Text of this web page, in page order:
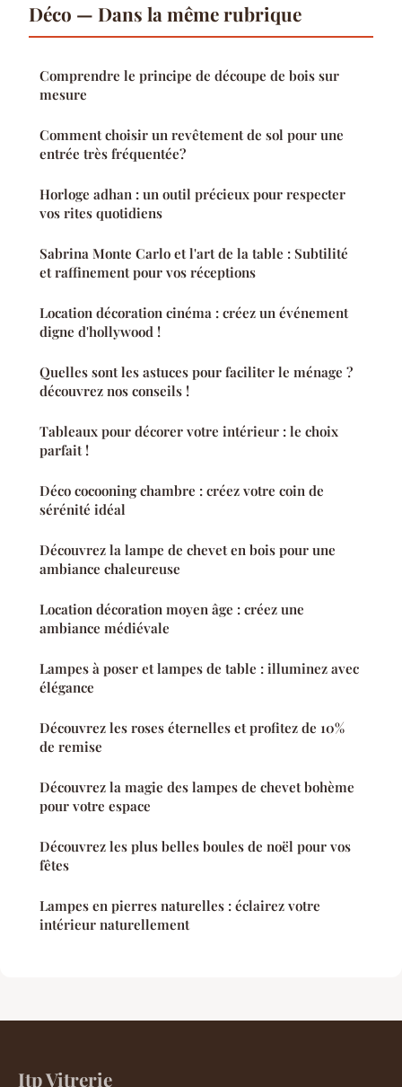
Déco — Dans la même rubrique
Comprendre le principe de découpe de bois sur
mesure
Comment choisir un revêtement de sol pour une
entrée très fréquentée?
Horloge adhan : un outil précieux pour respecter
vos rites quotidiens
Sabrina Monte Carlo et l'art de la table : Subtilité
et raffinement pour vos réceptions
Location décoration cinéma : créez un événement
digne d'hollywood !
Quelles sont les astuces pour faciliter le ménage ?
découvrez nos conseils !
Tableaux pour décorer votre intérieur : le choix
parfait !
Déco cocooning chambre : créez votre coin de
sérénité idéal
Découvrez la lampe de chevet en bois pour une
ambiance chaleureuse
Location décoration moyen âge : créez une
ambiance médiévale
Lampes à poser et lampes de table : illuminez avec
élégance
Découvrez les roses éternelles et profitez de 10%
de remise
Découvrez la magie des lampes de chevet bohème
pour votre espace
Découvrez les plus belles boules de noël pour vos
fêtes
Lampes en pierres naturelles : éclairez votre
intérieur naturellement
Itp Vitrerie